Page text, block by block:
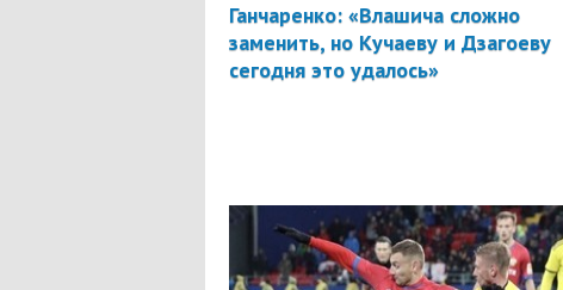
Ганчаренко: «Влашича сложно
заменить, но Кучаеву и Дзагоеву
сегодня это удалось»